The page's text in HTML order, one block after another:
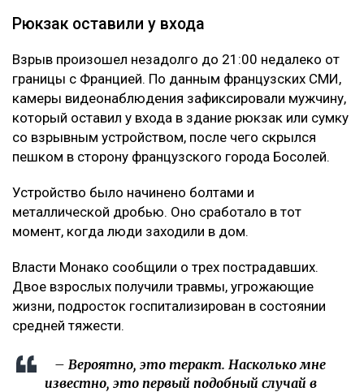
Рюкзак оставили у входа
Взрыв произошел незадолго до 21:00 недалеко от
границы с Францией. По данным французских СМИ,
камеры видеонаблюдения зафиксировали мужчину,
который оставил у входа в здание рюкзак или сумку
со взрывным устройством, после чего скрылся
пешком в сторону французского города Босолей.
Устройство было начинено болтами и
металлической дробью. Оно сработало в тот
момент, когда люди заходили в дом.
Власти Монако сообщили о трех пострадавших.
Двое взрослых получили травмы, угрожающие
жизни, подросток госпитализирован в состоянии
средней тяжести.
– Вероятно, это теракт. Насколько мне
известно, это первый подобный случай в